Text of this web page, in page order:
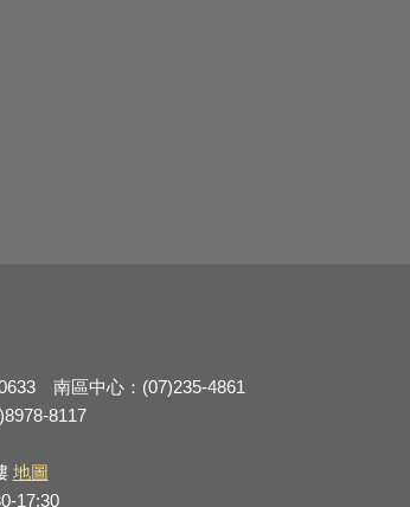
南區中心：(07)235-4861
8117
地圖
17:30